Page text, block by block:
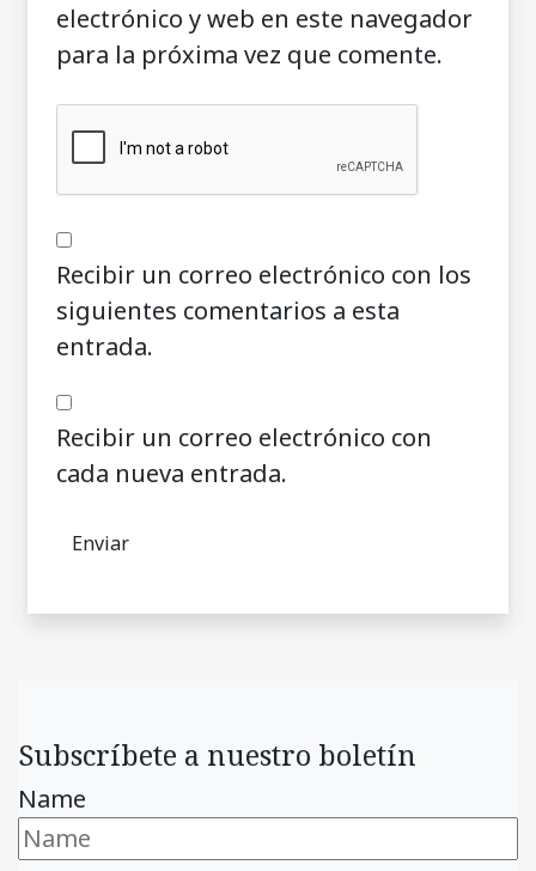
electrónico y web en este navegador
para la próxima vez que comente.
Recibir un correo electrónico con los
siguientes comentarios a esta
entrada.
Recibir un correo electrónico con
cada nueva entrada.
Subscríbete a nuestro boletín
Name